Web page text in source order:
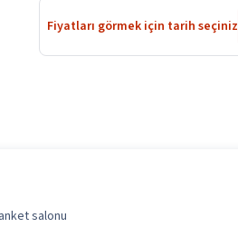
Fiyatları görmek için tarih seçiniz
salonu